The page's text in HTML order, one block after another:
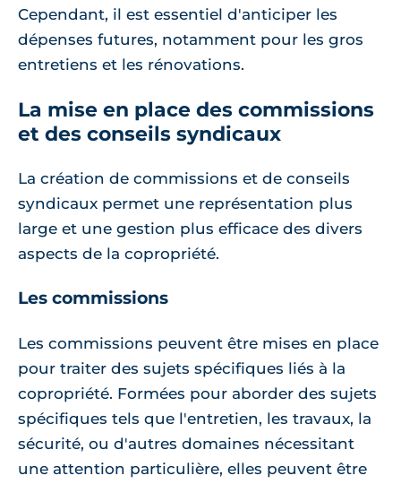
Cependant, il est essentiel d'anticiper les
dépenses futures, notamment pour les gros
entretiens et les rénovations.
La mise en place des commissions
et des conseils syndicaux
La création de commissions et de conseils
syndicaux permet une représentation plus
large et une gestion plus efficace des divers
aspects de la copropriété.
Les commissions
Les commissions peuvent être mises en place
pour traiter des sujets spécifiques liés à la
copropriété. Formées pour aborder des sujets
spécifiques tels que l'entretien, les travaux, la
sécurité, ou d'autres domaines nécessitant
une attention particulière, elles peuvent être